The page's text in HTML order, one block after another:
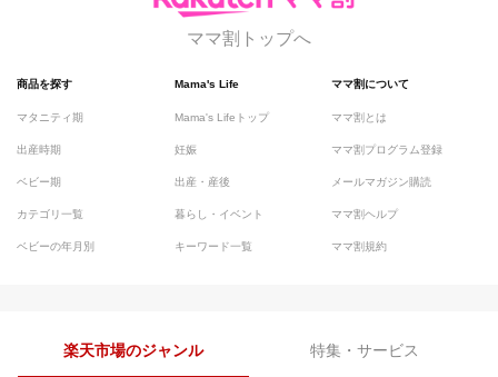
ママ割トップへ
商品を探す
マタニティ期
出産時期
ベビー期
カテゴリ一覧
ベビーの年月別
Mama's Life
Mama's Lifeトップ
妊娠
出産・産後
暮らし・イベント
キーワード一覧
ママ割について
ママ割とは
ママ割プログラム登録
メールマガジン購読
ママ割ヘルプ
ママ割規約
楽天市場のジャンル 特集・サービス